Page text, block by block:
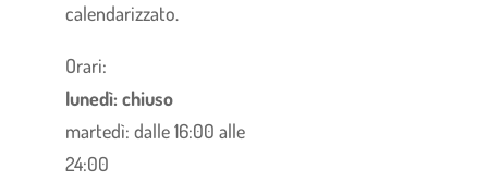
calendarizzato.
Orari:
lunedì: chiuso
martedì: dalle 16:00 alle
24:00